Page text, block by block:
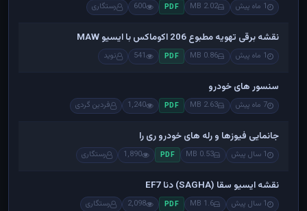
1 ماه پیش 2.02 MB
PDF
600 رستگاری
نقشه برقی تهویه مطبوع 206 اکوماکس با ایسیو MAW
1 ماه پیش 0.86 MB
PDF
541 نوید
سنسور های خودرو
7 ماه پیش 2.63 MB
PDF
1,240 فردین گردی
جانمایی فیوزها و رله های خودرو ری را
1 سال پیش 0.53 MB
PDF
1,890 رستگاری
نقشه ایسیو سقا (SAGHA) دنا EF7
1 سال پیش 1.6 MB
PDF
2,098 رستگاری